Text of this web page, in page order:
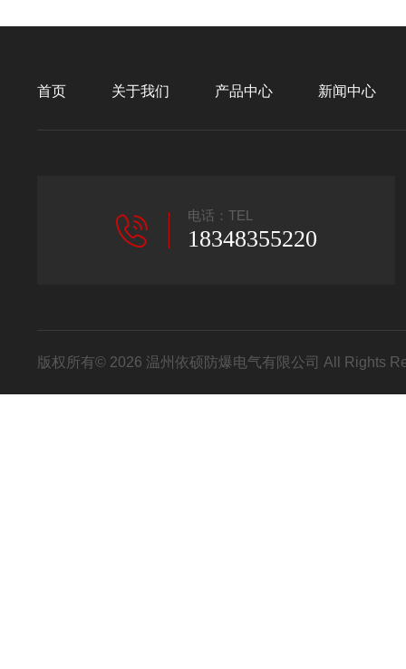
首页 关于我们 产品中心 新闻中心
电话：TEL
18348355220
版权所有© 2026 温州依硕防爆电气有限公司 All Rights